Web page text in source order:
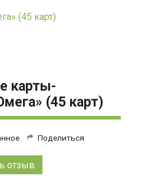
(45 карт)
карты-
(45 карт)
Поделиться
отзыв